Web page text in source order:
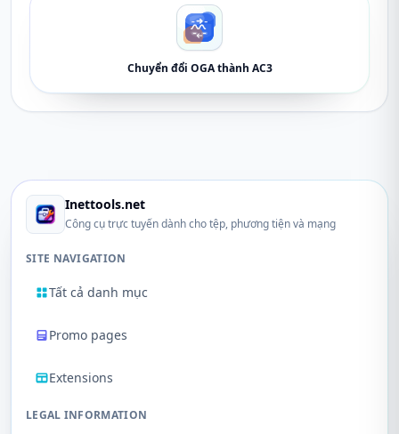
Chuyển đổi OGA thành AC3
Inettools.net
Công cụ trực tuyến dành cho tệp, phương tiện và mạng
SITE NAVIGATION
Tất cả danh mục
Promo pages
Extensions
LEGAL INFORMATION